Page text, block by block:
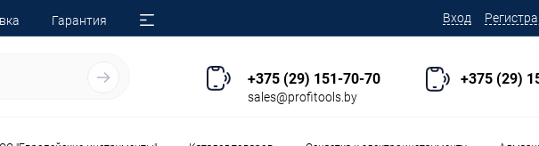
Гарантия Вход
+375 (29) 151-70-70
sales@profitools.by
+375 (29)